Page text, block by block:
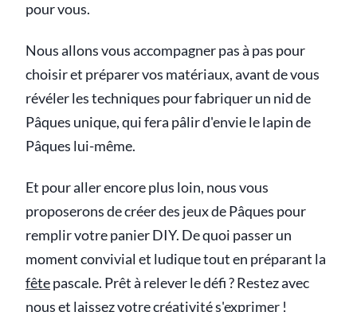
pour vous.
Nous allons vous accompagner pas à pas pour
choisir et préparer vos matériaux, avant de vous
révéler les techniques pour fabriquer un nid de
Pâques unique, qui fera pâlir d'envie le lapin de
Pâques lui-même.
Et pour aller encore plus loin, nous vous
proposerons de créer des jeux de Pâques pour
remplir votre panier DIY. De quoi passer un
moment convivial et ludique tout en préparant la
fêtepascale. Prêt à relever le défi ? Restez avec
nous et laissez votre créativité s'exprimer !